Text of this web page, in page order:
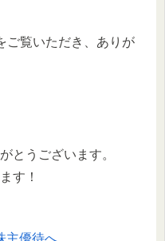
ご覧いただき、ありが
とうございます。
す！